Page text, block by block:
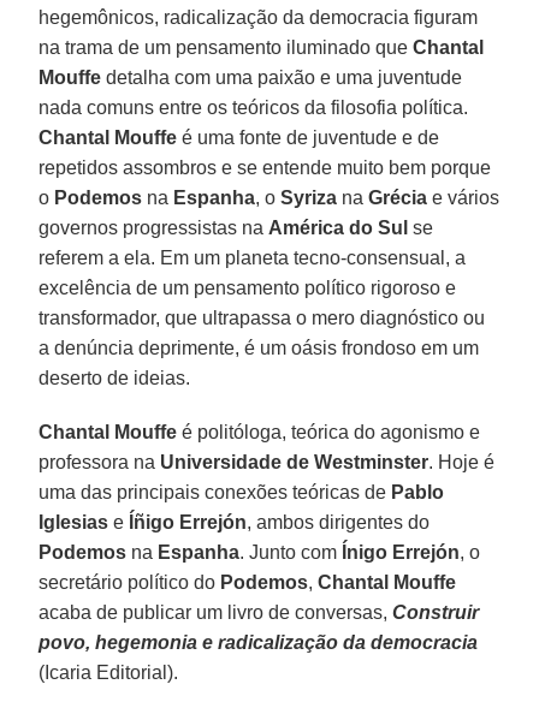
hegemônicos, radicalização da democracia figuram
na trama de um pensamento iluminado queChantal
Mouffe detalha com uma paixão e uma juventude
nada comuns entre os teóricos da filosofia política.
Chantal Mouffe é uma fonte de juventude e de
repetidos assombros e se entende muito bem porque
o Podemos na Espanha, oSyriza naGrécia e vários
governos progressistas na América do Sul se
referem a ela. Em um planeta tecno-consensual, a
excelência de um pensamento político rigoroso e
transformador, que ultrapassa o mero diagnóstico ou
a denúncia deprimente, é um oásis frondoso em um
deserto de ideias.
Chantal Mouffe é politóloga, teórica do agonismo e
professora na Universidade de Westminster. Hoje é
uma das principais conexões teóricas de Pablo
Iglesias e Íñigo Errejón, ambos dirigentes do
Podemos na Espanha. Junto com Ínigo Errejón, o
secretário político do Podemos,Chantal Mouffe
acaba de publicar um livro de conversas,Construir
povo, hegemonia e radicalização da democracia
(Icaria Editorial).